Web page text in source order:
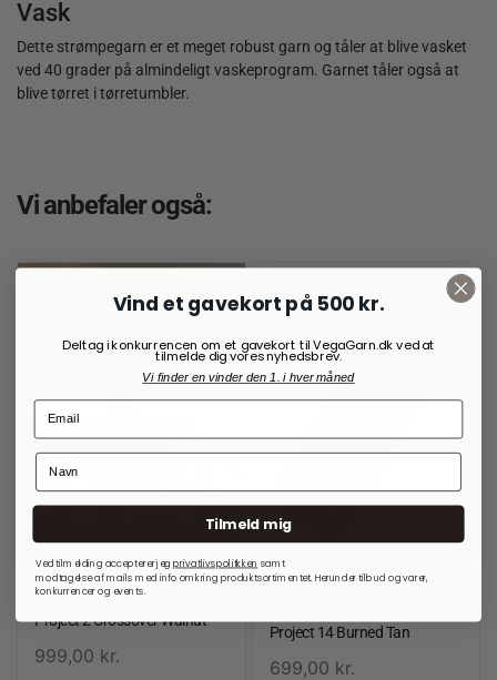
Vask
Dette strømpegarn er et meget robust garn og tåler at blive vasket
ved 40 grader på almindeligt vaskeprogram. Garnet tåler også at
blive tørret i tørretumbler.
Vi anbefaler også:
RE:DESIGNED
Project 2 Crossover Walnut
999,00 kr.
Project 14 Burned Tan
699,00 kr.
Vind et gavekort på 500 kr.
Deltag i konkurrencen om et gavekort til VegaGarn.dk ved at
tilmelde dig vores nyhedsbrev.
Vi finder en vinder den 1. i hver måned
Tilmeld mig
Ved tilmelding accepterer jegprivatlivspolitkken samt
modtagelse af mails med info omkring produktsortimentet. Herunder tilbud og varer,
konkurrencer og events.